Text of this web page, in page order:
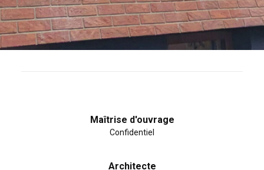
Maîtrise d'ouvrage
Confidentiel
Architecte